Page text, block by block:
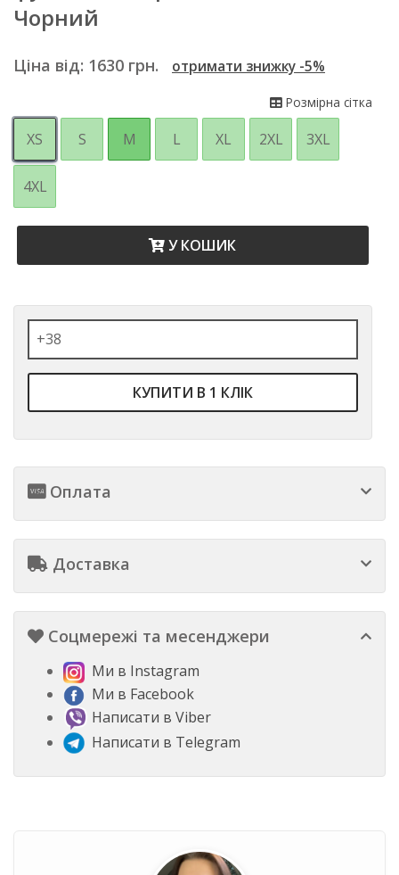
Чорний
Ціна від: 1630 грн. отримати знижку -5%
Розмірна сітка
XS S M L XL 2XL 3XL
4XL
У КОШИК
КУПИТИ В 1 КЛІК
Оплата
Доставка
Соцмережі та месенджери
Ми в Instagram
Ми в Facebook
Написати в Viber
Написати в Telegram